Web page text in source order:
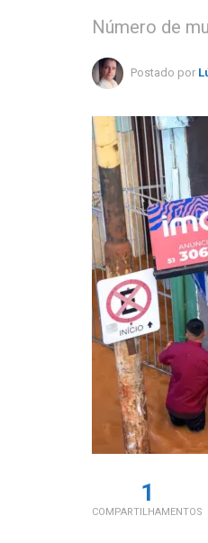
Número de
Postado por
1
COMPARTILHAMENTOS